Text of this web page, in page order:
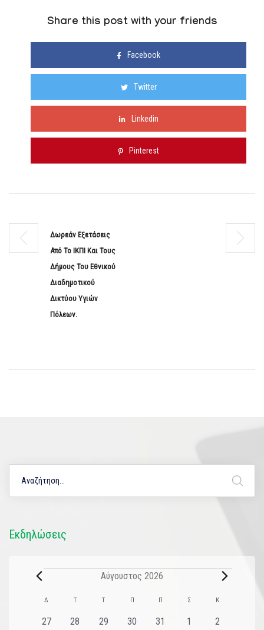
Share this post with your friends
Facebook
Twitter
Linkedin
Pinterest
Δωρεάν Εξετάσεις
Από Το ΙΚΠΙ Και Τους
Δήμους Του Εθνικού
Διαδημοτικού
Δικτύου Υγιών
Πόλεων.
Εκδηλώσεις
Αύγουστος 2026
Ημερολόγιο
του
Δ Τ Τ Π Π Σ Κ
0
27
0
28
0
29
0
30
0
31
01
0
2